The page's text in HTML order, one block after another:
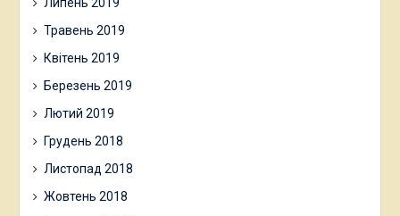
Травень 2019
Квітень 2019
Березень 2019
Лютий 2019
Грудень 2018
Листопад 2018
Жовтень 2018